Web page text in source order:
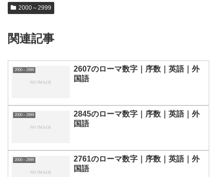
2000～2999
関連記事
2000～2999
2607のローマ数字｜序数｜英語｜外
国語
2000～2999
2845のローマ数字｜序数｜英語｜外
国語
2000～2999
2761のローマ数字｜序数｜英語｜外
国語